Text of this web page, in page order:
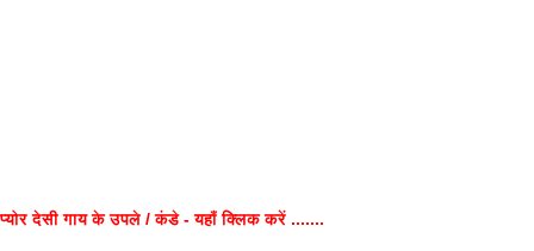
प्योर देसी गाय के उपले / कंडे - यहाँ क्लिक करें .......